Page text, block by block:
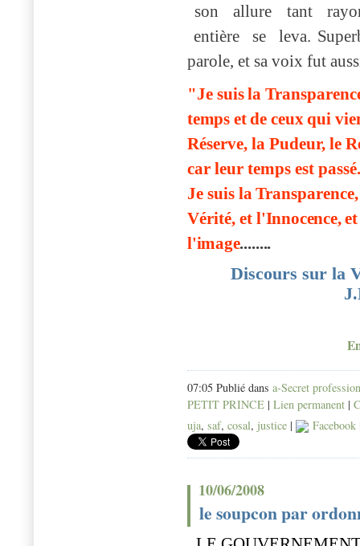
son allure tant
entièrese leva. S
parole, et sa voix fut
"Je suisla
temps etde ceux quiv
Réserve, la Pudeur, le
car leur temps est
Je suis la
Vérité, et l'Innocence,et
l'image........
Discours sur la
07:05 Publié dans a-Secret
PETIT PRINCE | Lien permanent |
uja, saf, cosal, justice | Facebook
10/06/2008
le soupcon par